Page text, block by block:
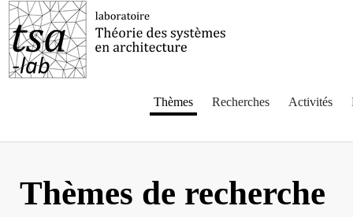
Thèmes Recherches Activités
Thèmes de recherche